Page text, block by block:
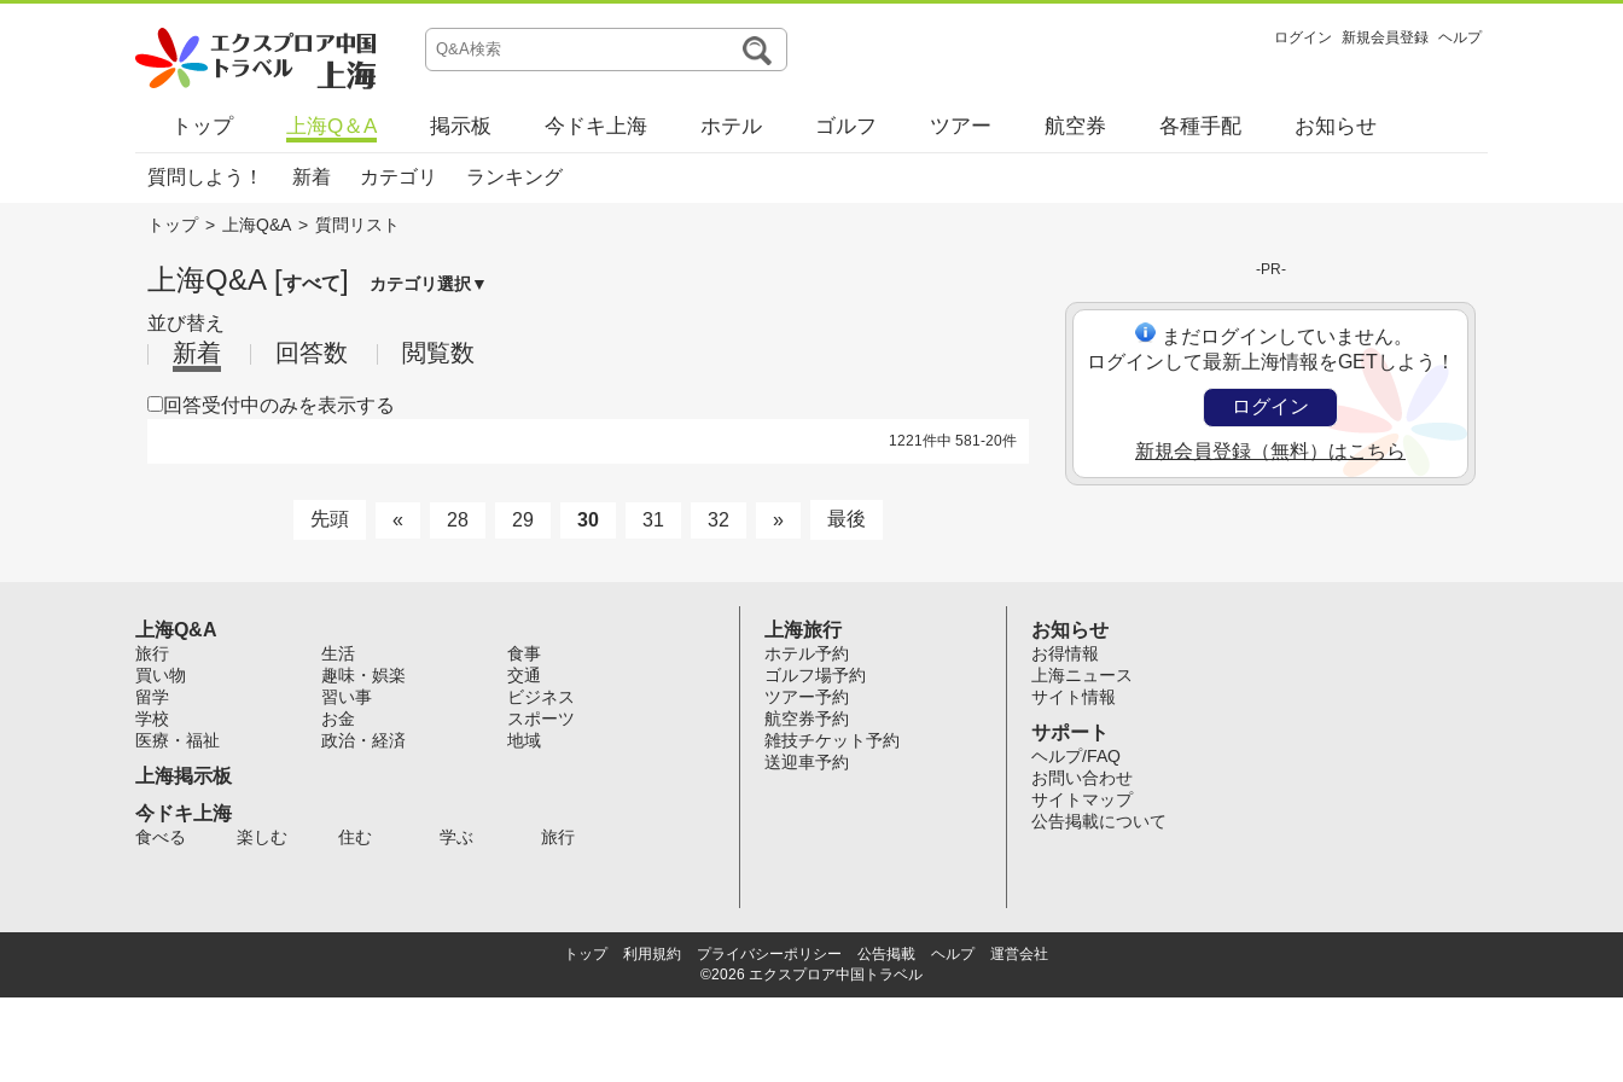
ログイン 新規会員登録 ヘルプ
トップ 上海Q＆A 掲示板 今ドキ上海 ホテル ゴルフ ツアー 航空券 各種手配 お知らせ
質問しよう！ 新着 カテゴリ ランキング
トップ > 上海Q&A > 質問リスト
上海Q&A [すべて] カテゴリ選択▼
並び替え
新着 回答数 閲覧数
回答受付中のみを表示する
1221件中 581-20件
先頭 « 28 29 30 31 32 » 最後
-PR-
まだログインしていません。
ログインして最新上海情報をGETしよう！
ログイン
新規会員登録（無料）はこちら
上海Q&A
旅行 生活
食事
買い物
趣味・娯楽
交通
留学
習い事
ビジネス
学校
お金
スポーツ
医療・福祉
政治・経済 地域
上海掲示板
今ドキ上海
食べる 楽しむ 住む 学ぶ 旅行
上海旅行
ホテル予約
ゴルフ場予約
ツアー予約
航空券予約
雑技チケット予約
送迎車予約
お知らせ
お得情報
上海ニュース
サイト情報
サポート
ヘルプ/FAQ
お問い合わせ
サイトマップ
公告掲載について
トップ 利用規約 プライバシーポリシー 公告掲載 ヘルプ
運営会社
©2026 エクスプロア中国トラベル